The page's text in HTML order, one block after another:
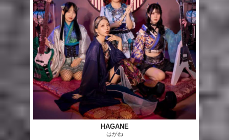
HAGANE
はがね